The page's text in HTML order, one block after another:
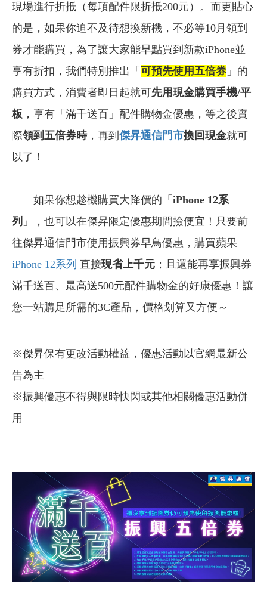
現場進行折抵（每項配件限折抵200元）。而更貼心
的是，如果你迫不及待想換新機，不必等10月領到
券才能購買， 為了讓大家能早點買到新款iPhone並
享有折扣，我們特別推出「 可預先使用五倍券 」的
購買方式，消費者即日起就可先用現金購買手機/平
板 ，享有「滿千送百」配件購物金優惠，等之後實
際領到五倍券時，再到 傑昇通信門市換回現金就可
以了！
如果你想趁機購買大降價的「 iPhone 12系
列 」，也可以在傑昇限定優惠期間撿便宜！只要前
往傑昇通信門市使用振興券早鳥優惠，購買蘋果
iPhone 12系列 直接現省上千元 ；且還能再享振興券
滿千送百、最高送500元配件購物金的好康優惠！ 讓
您一站購足所需的3C產品，價格划算又方便～
※傑昇保有更改活動權益，優惠活動以官網最新公
告為主
※振興優惠不得與限時快閃或其他相關優惠活動併
用